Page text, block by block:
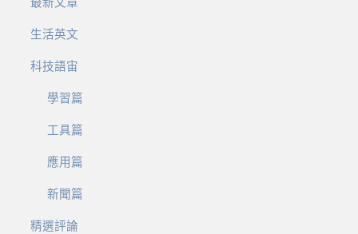
生活英文
科技語宙
學習篇
工具篇
應用篇
新聞篇
精選評論